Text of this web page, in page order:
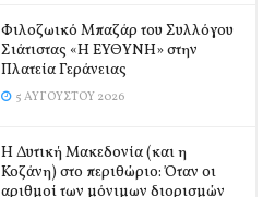
Φιλοζωικό Μπαζάρ του Συλλόγου
Σιάτιστας «Η ΕΥΘΥΝΗ» στην
Πλατεία Γεράνειας
5 ΑΥΓΟΎΣΤΟΥ 2026
Η Δυτική Μακεδονία (και η
Κοζάνη) στο περιθώριο: Όταν οι
αριθμοί των μόνιμων διορισμών